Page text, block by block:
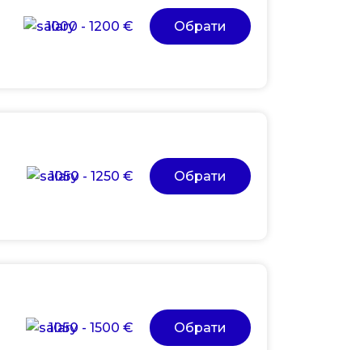
1000 - 1200 € Обрати
1050 - 1250 € Обрати
1050 - 1500 € Обрати